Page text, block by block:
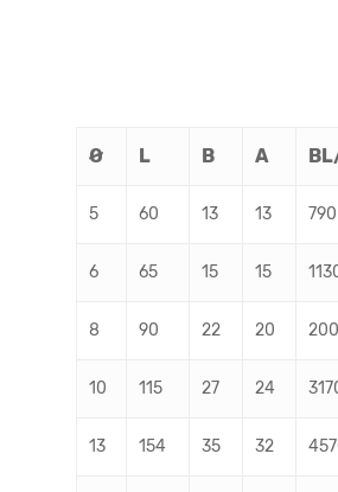
Ø L B A
5 60 13 13 790
6 65 15 15
8 90 22 20
10 115 27 24
13 154 35 32